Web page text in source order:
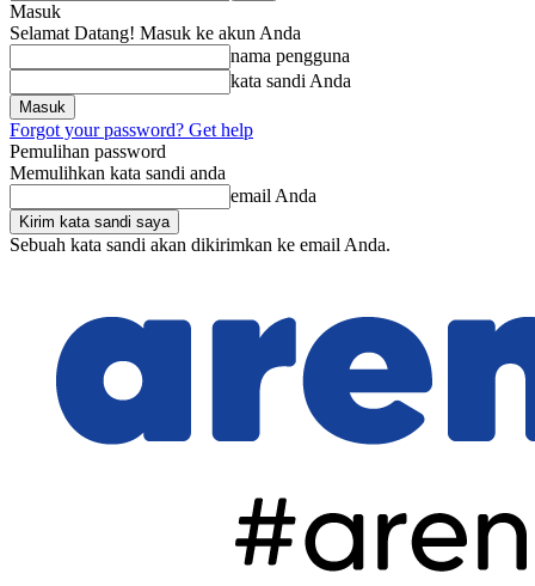
Masuk
Selamat Datang! Masuk ke akun Anda
nama pengguna
kata sandi Anda
Forgot your password? Get help
Pemulihan password
Memulihkan kata sandi anda
email Anda
Sebuah kata sandi akan dikirimkan ke email Anda.